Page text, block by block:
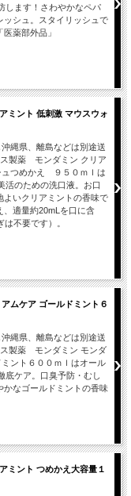
します！さわやかなペパ
ッシュ。スタイリッシュで
医薬部外品」
ミント 低刺激 マウスウォ
縄県、離島などは別途送
薬 モンダミン クリア
ュつめかえ ９５０ｍｌは
活のための洗口液。お口
よいクリアミントの香味で
、適量約20mLを口に含
は不要です）。
ムケア ゴールドミント６
縄県、離島などは別途送
薬 モンダミン モンダ
ント６００ｍｌはオール
底ケア。口臭予防・むし
かなゴールドミントの香味
ミント つめかえ大容量１